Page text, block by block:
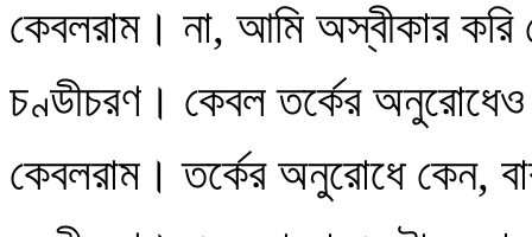
কেবলরাম। না, আমি অস্বীকার করি
চণ্ডীচরণ। কেবল তর্কের
কেবলরাম। তর্কের অনুরোধে কেন,